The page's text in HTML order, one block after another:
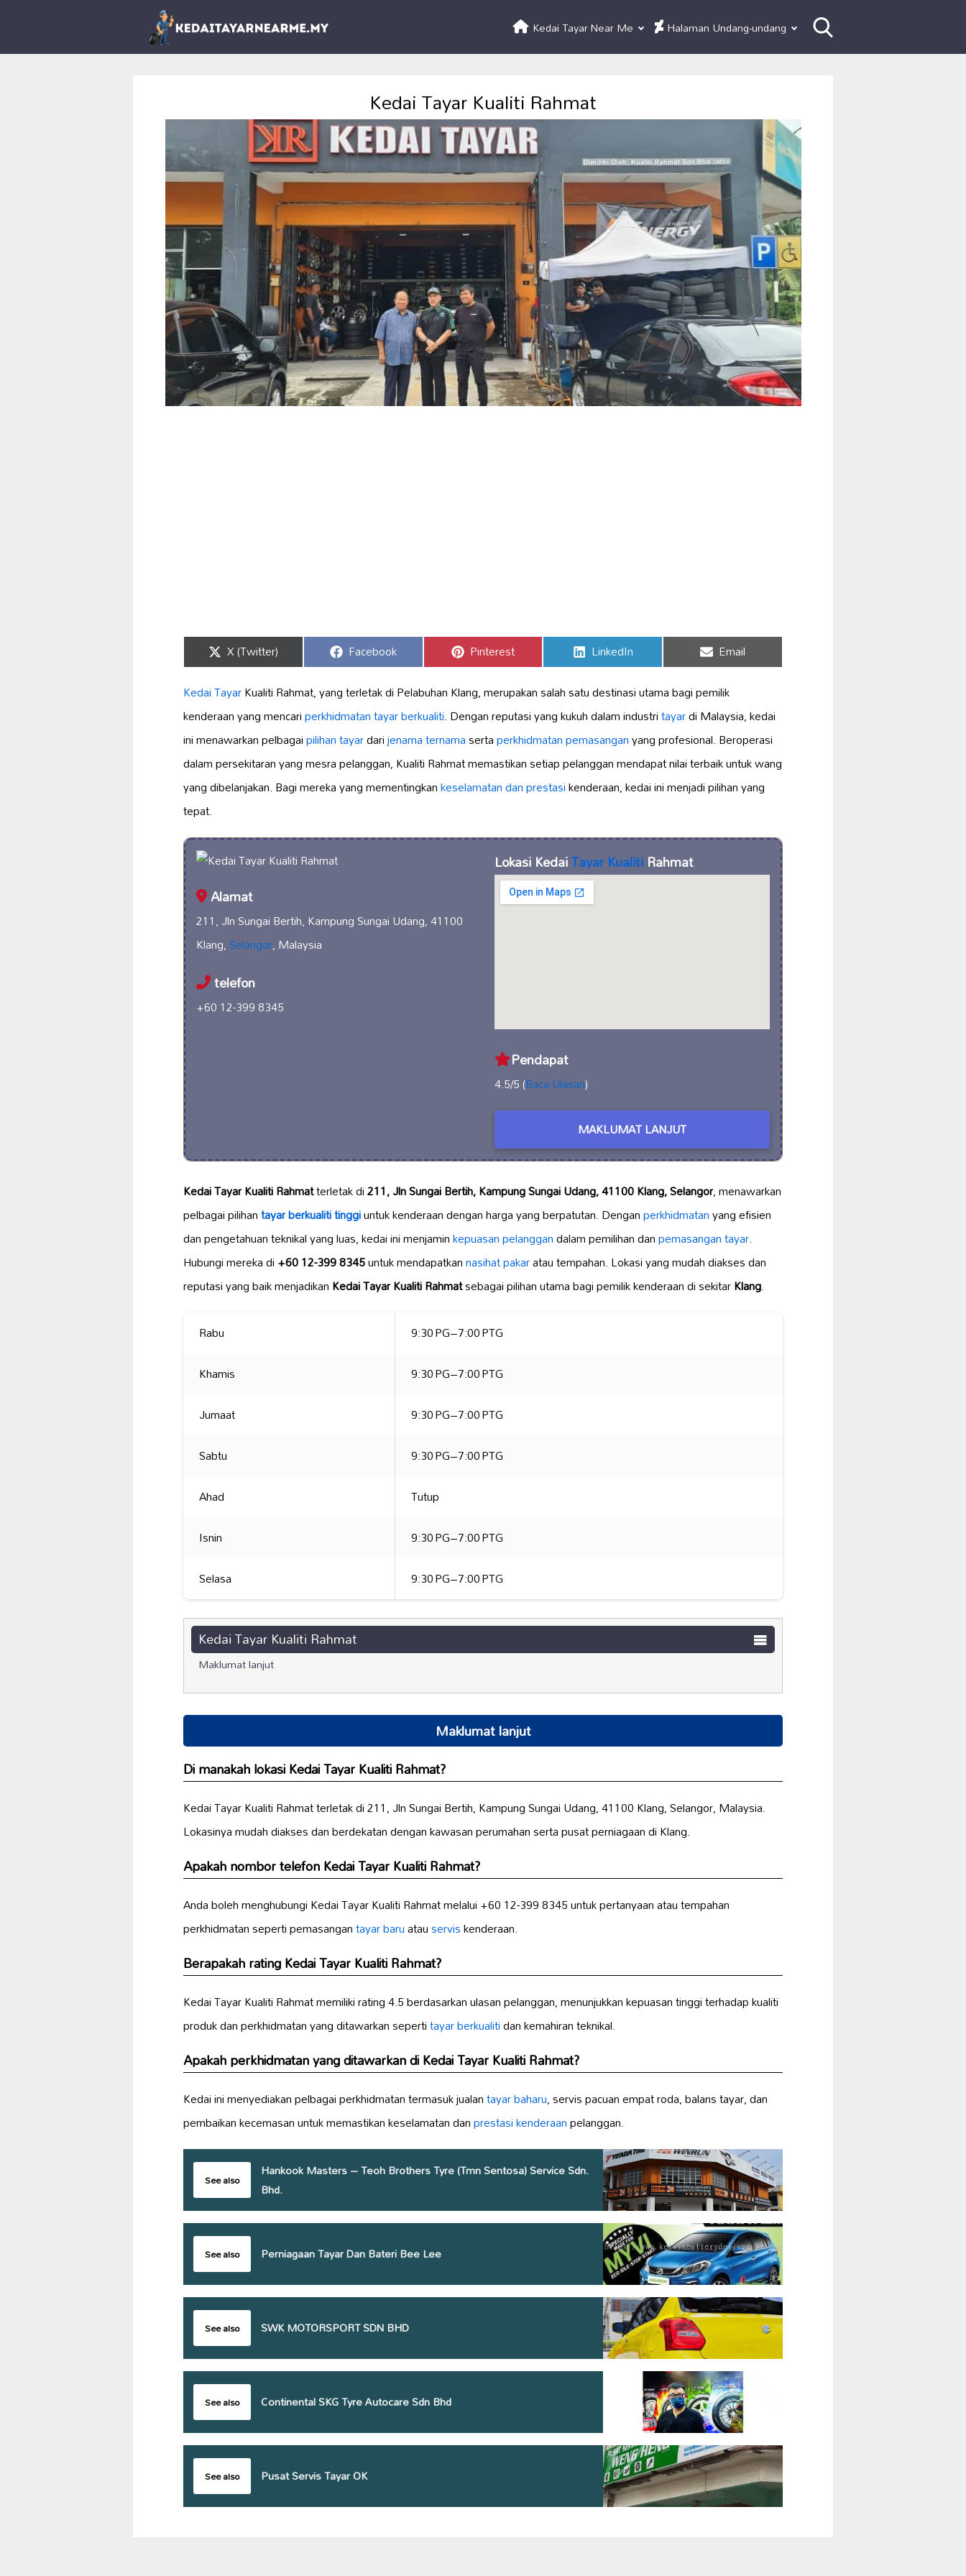
Kedai Tayar Near Me Halaman Undang-undang
Kedai Tayar Kualiti Rahmat
Share
on
X (Twitter) Share
on
Facebook Share
on
Pinterest Share
on
LinkedIn Share
on
Email
Kedai TayarKualiti Rahmat, yang terletak di Pelabuhan Klang, merupakan salah satu destinasi utama bagi pemilik
kenderaan yang mencariperkhidmatan tayar berkualiti. Dengan reputasi yang kukuh dalam industritayardi Malaysia, kedai
ini menawarkan pelbagaipilihan tayardarijenama ternamasertaperkhidmatan pemasanganyang profesional. Beroperasi
dalam persekitaran yang mesra pelanggan, Kualiti Rahmat memastikan setiap pelanggan mendapat nilai terbaik untuk wang
yang dibelanjakan. Bagi mereka yang mementingkankeselamatan dan prestasikenderaan, kedai ini menjadi pilihan yang
tepat.
Alamat
211, Jln Sungai Bertih, Kampung Sungai Udang, 41100
Klang,Selangor, Malaysia
telefon
+60 12-399 8345
Lokasi KedaiTayar KualitiRahmat
Pendapat
4.5/5 (Baca Ulasan)
MAKLUMAT LANJUT
Kedai Tayar Kualiti Rahmatterletak di211, Jln Sungai Bertih, Kampung Sungai Udang, 41100 Klang, Selangor, menawarkan
pelbagai pilihantayar berkualiti tinggiuntuk kenderaan dengan harga yang berpatutan. Denganperkhidmatanyang efisien
dan pengetahuan teknikal yang luas, kedai ini menjaminkepuasan pelanggandalam pemilihan danpemasangan tayar.
Hubungi mereka di+60 12-399 8345untuk mendapatkannasihat pakaratau tempahan. Lokasi yang mudah diakses dan
reputasi yang baik menjadikanKedai Tayar Kualiti Rahmatsebagai pilihan utama bagi pemilik kenderaan di sekitarKlang.
Rabu
9:30 PG–7:00 PTG
Khamis
9:30 PG–7:00 PTG
Jumaat
9:30 PG–7:00 PTG
Sabtu
9:30 PG–7:00 PTG
Ahad
Tutup
Isnin
9:30 PG–7:00 PTG
Selasa
9:30 PG–7:00 PTG
Kedai Tayar Kualiti Rahmat
Maklumat lanjut
Maklumat lanjut
Di manakah lokasi Kedai Tayar Kualiti Rahmat?
Kedai Tayar Kualiti Rahmat terletak di 211, Jln Sungai Bertih, Kampung Sungai Udang, 41100 Klang, Selangor, Malaysia.
Lokasinya mudah diakses dan berdekatan dengan kawasan perumahan serta pusat perniagaan di Klang.
Apakah nombor telefon Kedai Tayar Kualiti Rahmat?
Anda boleh menghubungi Kedai Tayar Kualiti Rahmat melalui +60 12-399 8345 untuk pertanyaan atau tempahan
perkhidmatan seperti pemasangantayar baruatauserviskenderaan.
Berapakah rating Kedai Tayar Kualiti Rahmat?
Kedai Tayar Kualiti Rahmat memiliki rating 4.5 berdasarkan ulasan pelanggan, menunjukkan kepuasan tinggi terhadap kualiti
produk dan perkhidmatan yang ditawarkan sepertitayar berkualitidan kemahiran teknikal.
Apakah perkhidmatan yang ditawarkan di Kedai Tayar Kualiti Rahmat?
Kedai ini menyediakan pelbagai perkhidmatan termasuk jualantayar baharu, servis pacuan empat roda, balans tayar, dan
pembaikan kecemasan untuk memastikan keselamatan danprestasi kenderaanpelanggan.
See also
Hankook Masters – Teoh Brothers Tyre (Tmn Sentosa) Service Sdn.
Bhd.
See also Perniagaan Tayar Dan Bateri Bee Lee
See also SWK MOTORSPORT SDN BHD
See also Continental SKG Tyre Autocare Sdn Bhd
See also Pusat Servis Tayar OK